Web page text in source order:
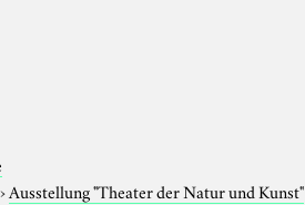
›Ausstellung "Theater der Natur und Kunst"